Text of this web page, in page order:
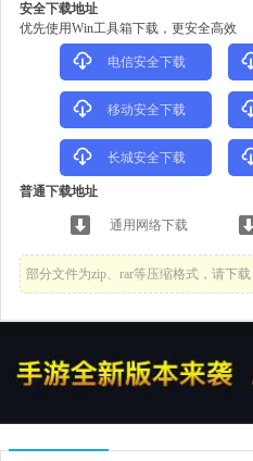
安全下载地址
优先使用Win工具箱下载，更安全高效
电信安全下载
移动安全下载
长城安全下载
普通下载地址
通用网络下载
部分文件为zip、rar等压缩格式，请下载